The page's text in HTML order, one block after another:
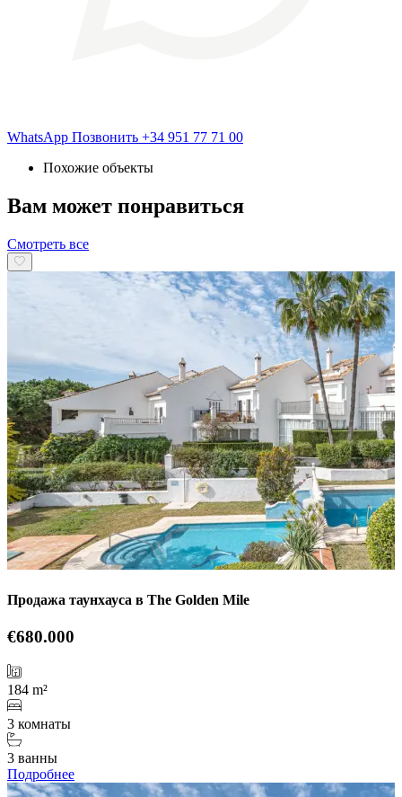
WhatsApp Позвонить +34 951 77 71 00
Похожие объекты
Вам может понравиться
Смотреть все
Продажа таунхауса в The Golden Mile
€680.000
184 m²
3 комнаты
3 ванны
Подробнее